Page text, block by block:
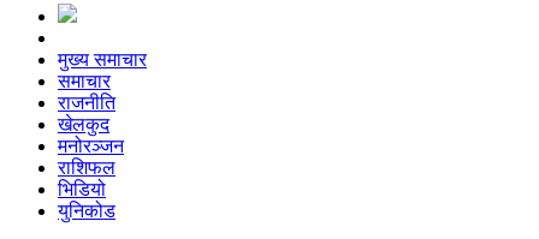
मुख्य समाचार
समाचार
राजनीति
खेलकुद
मनोरञ्जन
राशिफल
भिडियो
युनिकोड